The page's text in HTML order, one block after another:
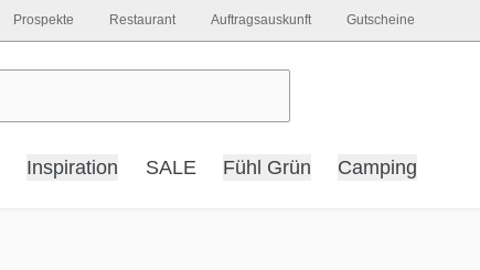
Inspiration SALE Fühl Grün Camping
Prospekte Restaurant Auftragsauskunft Gutscheine